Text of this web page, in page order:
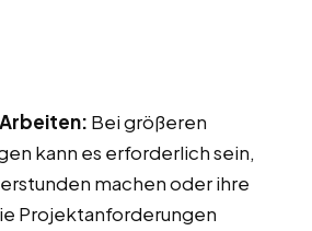
Bei größeren
kann es erforderlich sein,
machen oder ihre
Projektanforderungen